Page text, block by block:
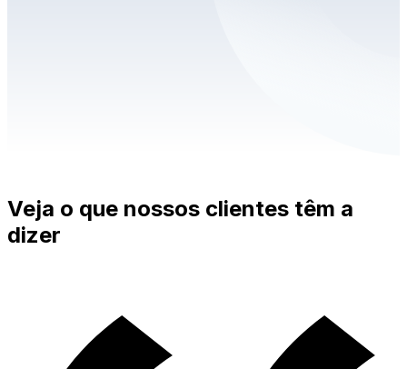
Veja o que nossos clientes têm a
dizer